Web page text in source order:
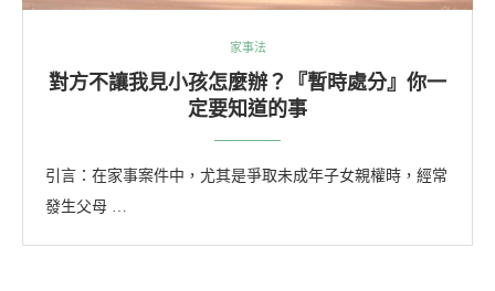
家事法
對方不讓我見小孩怎麼辦？『暫時處分』你一
定要知道的事
引言：在家事案件中，尤其是爭取未成年子女親權時，經常
發生父母 …